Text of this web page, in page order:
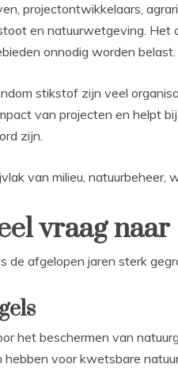
projectontwikkelaars,
en natuurwetgeving. Het
onnodig worden belast.
stikstof zijn veel
van projecten en helpt
zijn.
van milieu, natuurbeheer,
vraag
de afgelopen jaren sterk
het beschermen van
voor kwetsbare